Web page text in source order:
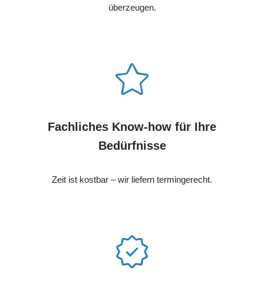
überzeugen.
Fachliches Know-how für Ihre
Bedürfnisse
Zeit ist kostbar – wir liefern termingerecht.